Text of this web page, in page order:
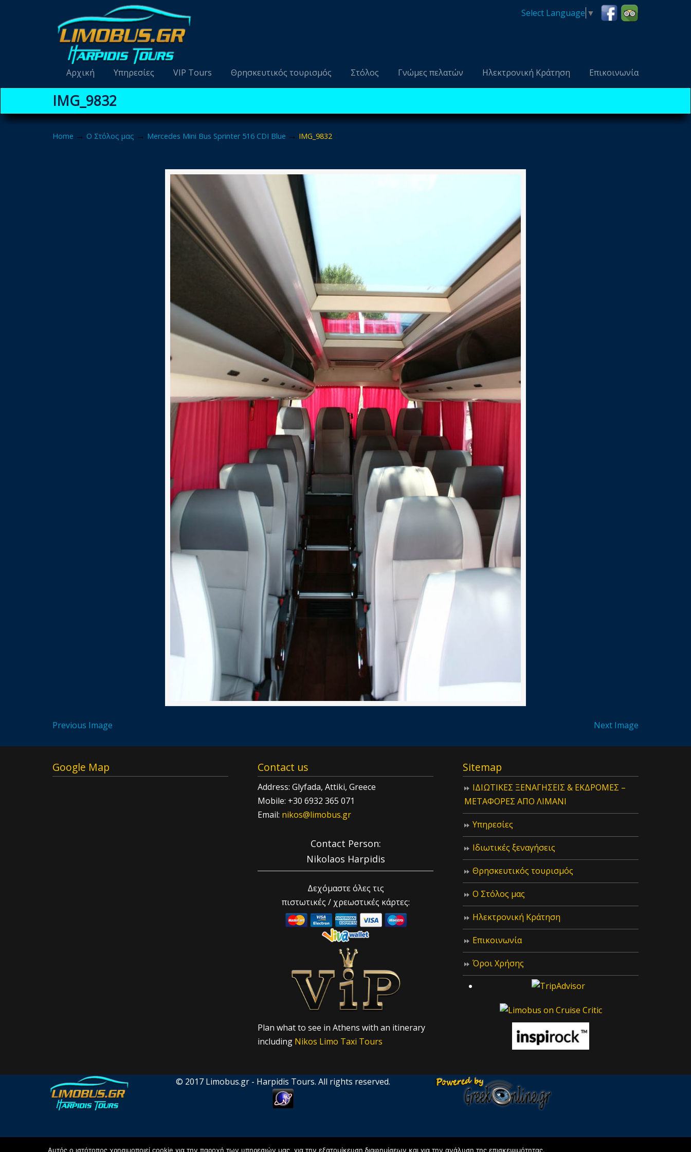
Select Language ▼
Αρχική Υπηρεσίες VIP Tours Θρησκευτικός τουρισμός Στόλος Γνώμες πελατών Ηλεκτρονική Κράτηση Επικοινωνία
Navigation
IMG_9832
Home → Ο Στόλος μας → Mercedes Mini Bus Sprinter 516 CDI Blue → IMG_9832
Previous Image Next Image
Google Map Contact us
Address: Glyfada, Attiki, Greece
Mobile: +30 6932 365 071
Email: nikos@limobus.gr
Contact Person:
Nikolaos Harpidis
Δεχόμαστε όλες τις
πιστωτικές / χρεωστικές κάρτες:
Plan what to see in Athens with an itinerary
including Nikos Limo Taxi Tours
Sitemap
ΙΔIΩΤΙΚΕΣ ΞΕΝΑΓΗΣΕΙΣ & ΕΚΔΡΟΜΕΣ –
ΜΕΤΑΦΟΡΕΣ ΑΠΟ ΛΙΜΑΝΙ
Υπηρεσίες
Ιδιωτικές ξεναγήσεις
Θρησκευτικός τουρισμός
Ο Στόλος μας
Ηλεκτρονική Κράτηση
Επικοινωνία
Όροι Χρήσης
© 2017 Limobus.gr - Harpidis Tours. All rights reserved.
Αυτός ο ιστότοπος χρησιμοποιεί cookie για την παροχή των υπηρεσιών μας, για την εξατομίκευση διαφημίσεων και για την ανάλυση της επισκεψιμότητας.